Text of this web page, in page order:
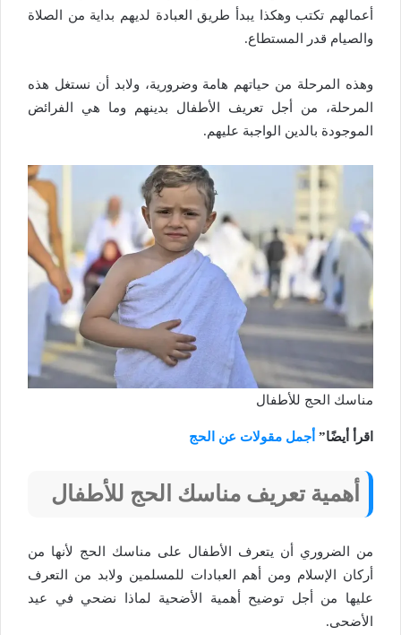
أعمالهم تكتب وهكذا يبدأ طريق العبادة لديهم بداية من الصلاة
والصيام قدر المستطاع.
وهذه المرحلة من حياتهم هامة وضرورية، ولابد أن نستغل هذه
المرحلة، من أجل تعريف الأطفال بدينهم وما هي الفرائض
الموجودة بالدين الواجبة عليهم.
مناسك الحج للأطفال
اقرأ أيضًا” أجمل مقولات عن الحج
أهمية تعريف مناسك الحج للأطفال
من الضروري أن يتعرف الأطفال على مناسك الحج لأنها من
أركان الإسلام ومن أهم العبادات للمسلمين ولابد من التعرف
عليها من أجل توضيح أهمية الأضحية لماذا نضحي في عيد
الأضحى.